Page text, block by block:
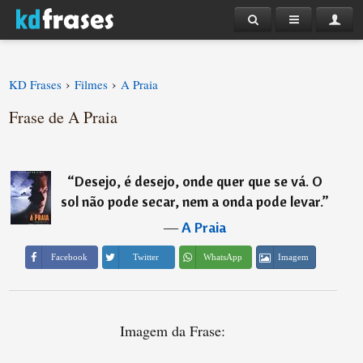
KD Frases › Filmes › A Praia
Frase de A Praia
“Desejo, é desejo, onde quer que se vá. O
sol não pode secar, nem a onda pode levar.”
―A Praia
Facebook Twitter WhatsApp Imagem
Imagem da Frase: